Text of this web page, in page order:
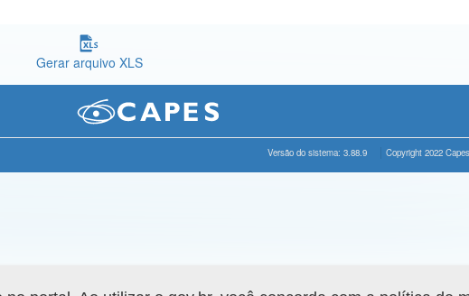
Gerar arquivo XLS
Versão do sistema: 3.88.9 Copyright 2022